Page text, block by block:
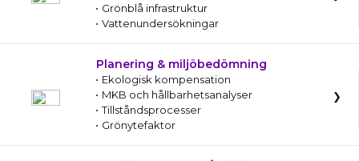
Grönblå infrastruktur
Vattenundersökningar
Planering & miljöbedömning
Ekologisk kompensation
MKB och hållbarhetsanalyser
Tillståndsprocesser
Grönytefaktor